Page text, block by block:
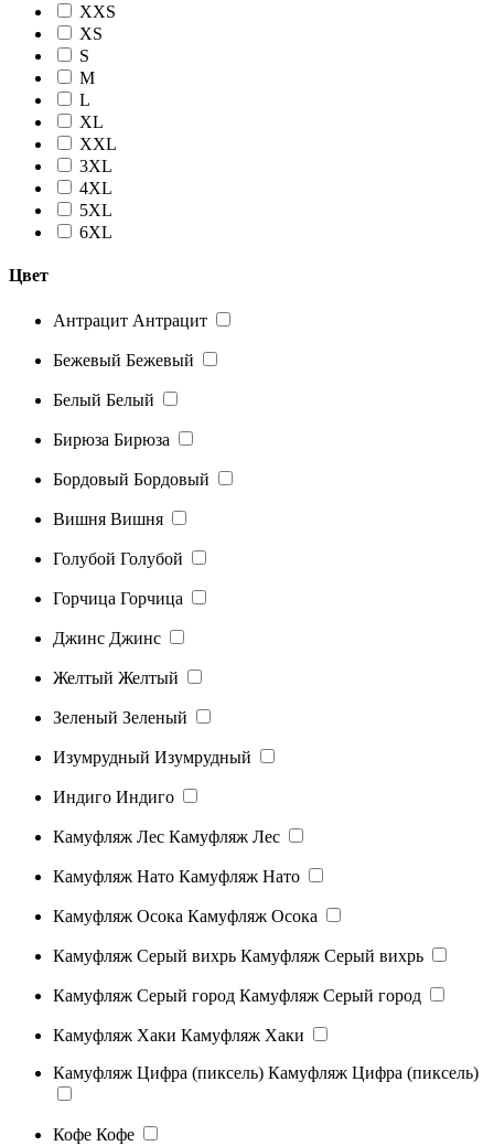
XXS
XS
S
M
L
XL
XXL
3XL
4XL
5XL
6XL
Цвет
Антрацит Антрацит
Бежевый Бежевый
Белый Белый
Бирюза Бирюза
Бордовый Бордовый
Вишня Вишня
Голубой Голубой
Горчица Горчица
Джинс Джинс
Желтый Желтый
Зеленый Зеленый
Изумрудный Изумрудный
Индиго Индиго
Камуфляж Лес Камуфляж Лес
Камуфляж Нато Камуфляж Нато
Камуфляж Осока Камуфляж Осока
Камуфляж Серый вихрь Камуфляж Серый вихрь
Камуфляж Серый город Камуфляж Серый город
Камуфляж Хаки Камуфляж Хаки
Камуфляж Цифра (пиксель) Камуфляж Цифра (пиксель)
Кофе Кофе